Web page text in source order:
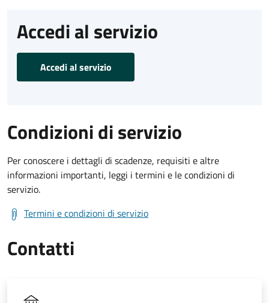
Accedi al servizio
Accedi al servizio
Condizioni di servizio
Per conoscere i dettagli di scadenze, requisiti e altre
informazioni importanti, leggi i termini e le condizioni di
servizio.
Termini e condizioni di servizio
Contatti